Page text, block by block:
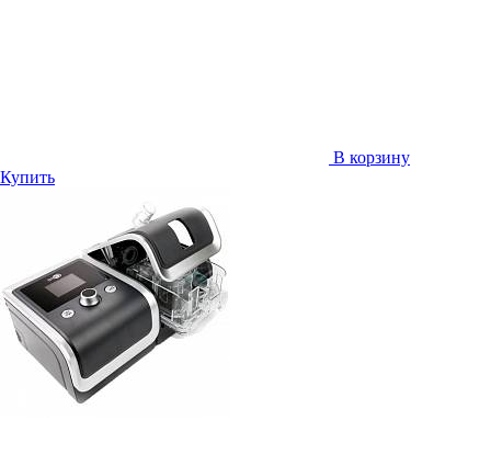
В корзину
Купить